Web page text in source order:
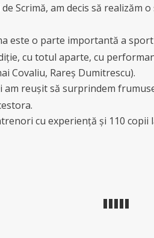
Scrimă, am decis să
este o parte importantă a
cu totul aparte, cu
Covaliu, Rareș Dumitrescu).
reușit să surprindem
cu experiență și 110